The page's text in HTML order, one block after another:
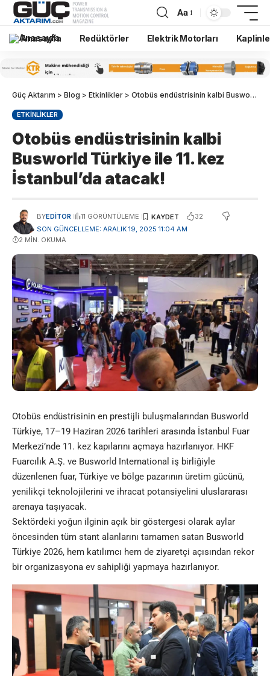
Aa
Anasayfa Redüktörler Elektrik Motorları
Güç Aktarım > Blog > Etkinlikler > Otobüs endüstrisinin kalbi Busworld Türkiye ile 11. kez İstanbul’da atacak!
ETKINLIKLER
Otobüs endüstrisinin kalbi
Busworld Türkiye ile 11. kez
İstanbul’da atacak!
SON GÜNCELLEME: ARALIK 19, 2025 11:04 AM
BYEDITOR 11 GÖRÜNTÜLEME 32
2 MIN. OKUMA
Otobüs endüstrisinin en prestijli buluşmalarından Busworld
Türkiye, 17–19 Haziran 2026 tarihleri arasında İstanbul Fuar
Merkezi’nde 11. kez kapılarını açmaya hazırlanıyor. HKF
Fuarcılık A.Ş. ve Busworld International iş birliğiyle
düzenlenen fuar, Türkiye ve bölge pazarının üretim gücünü,
yenilikçi teknolojilerini ve ihracat potansiyelini uluslararası
arenaya taşıyacak.
Sektördeki yoğun ilginin açık bir göstergesi olarak aylar
öncesinden tüm stant alanlarını tamamen satan Busworld
Türkiye 2026, hem katılımcı hem de ziyaretçi açısından rekor
bir organizasyona ev sahipliği yapmaya hazırlanıyor.